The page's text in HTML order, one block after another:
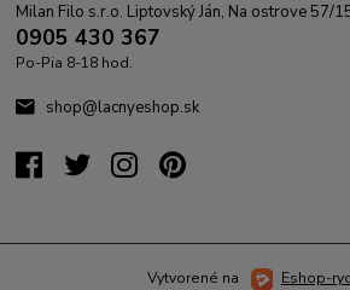
Milan Filo s.r.o. Liptovský Ján, Na ostrove 57/
0905 430 367
Po-Pia 8-18 hod.
shop@lacnyeshop.sk
Vytvorené na Eshop-